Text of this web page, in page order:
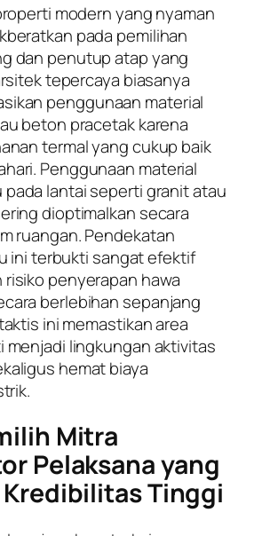
modern yang nyaman
pada pemilihan
dan penutup atap yang
tepercaya biasanya
penggunaan material
beton pracetak karena
termal yang cukup baik
Penggunaan material
lantai seperti granit atau
dioptimalkan secara
ruangan. Pendekatan
ini terbukti sangat efektif
risiko penyerapan hawa
berlebihan sepanjang
ini memastikan area
menjadi lingkungan aktivitas
hemat biaya
Mitra
Pelaksana yang
Tinggi